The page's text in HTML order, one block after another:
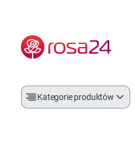
Kategorie produktów